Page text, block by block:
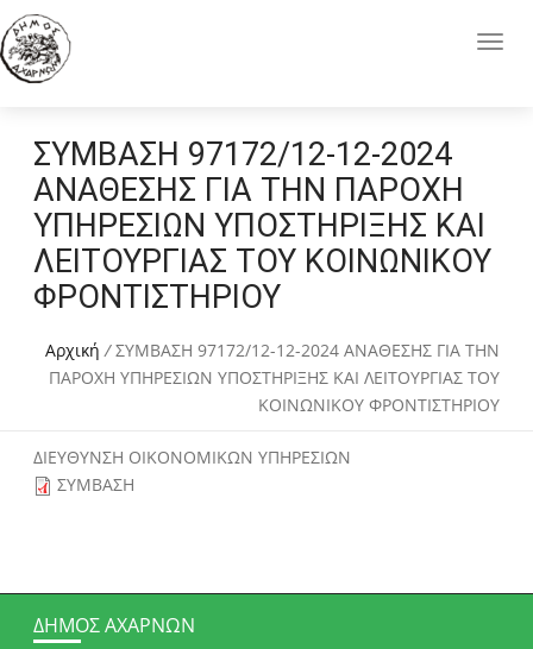
ΣΥΜΒΑΣΗ 97172/12-12-2024
ΑΝΑΘΕΣΗΣ ΓΙΑ ΤΗΝ ΠΑΡΟΧΗ
ΥΠΗΡΕΣΙΩΝ ΥΠΟΣΤΗΡΙΞΗΣ ΚΑΙ
ΛΕΙΤΟΥΡΓΙΑΣ ΤΟΥ ΚΟΙΝΩΝΙΚΟΥ
ΦΡΟΝΤΙΣΤΗΡΙΟΥ
Αρχική /ΣΥΜΒΑΣΗ 97172/12-12-2024 ΑΝΑΘΕΣΗΣ ΓΙΑ ΤΗΝ
ΠΑΡΟΧΗ ΥΠΗΡΕΣΙΩΝ ΥΠΟΣΤΗΡΙΞΗΣ ΚΑΙ ΛΕΙΤΟΥΡΓΙΑΣ ΤΟΥ
ΚΟΙΝΩΝΙΚΟΥ ΦΡΟΝΤΙΣΤΗΡΙΟΥ
ΔΙΕΥΘΥΝΣΗ ΟΙΚΟΝΟΜΙΚΩΝ ΥΠΗΡΕΣΙΩΝ
ΣΥΜΒΑΣΗ
ΔΉΜΟΣ ΑΧΑΡΝΏΝ